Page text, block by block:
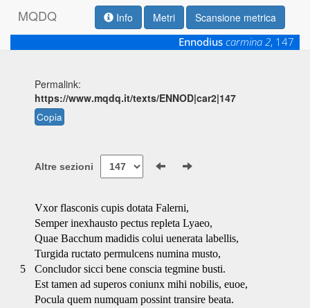
MQDQ Info Metri
Scansione metrica
Ennodius carmina 2, 147
Permalink:
https://www.mqdq.it/texts/ENNOD|car2|147
Copia
Altre sezioni
Vxor flasconis cupis dotata Falerni,
Semper inexhausto pectus repleta Lyaeo,
Quae Bacchum madidis colui uenerata labellis,
Turgida ructato permulcens numina musto,
5
Concludor sicci bene conscia tegmine busti.
Est tamen ad superos coniunx mihi nobilis, euoe,
Pocula quem numquam possint transire beata.